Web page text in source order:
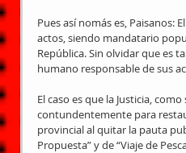
Pues así nomás es, Paisanos:
actos, siendo mandatario
República. Sin olvidar que es
humano responsable de sus
El caso es que la Justicia,
contundentemente para
provincial al quitar la pauta
Propuesta” y de “Viaje de